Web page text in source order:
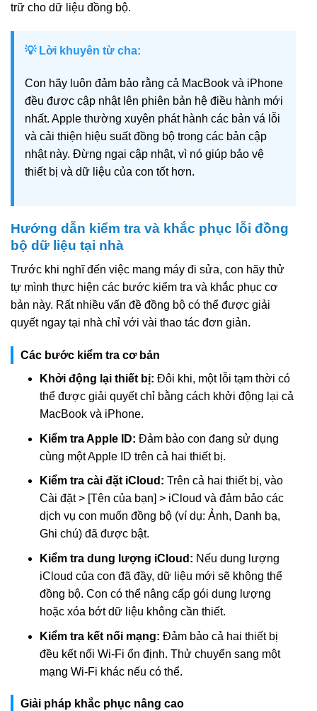
trữ cho dữ liệu đồng bộ.
💡 Lời khuyên từ cha:
Con hãy luôn đảm bảo rằng cả MacBook và iPhone
đều được cập nhật lên phiên bản hệ điều hành mới
nhất. Apple thường xuyên phát hành các bản vá lỗi
và cải thiện hiệu suất đồng bộ trong các bản cập
nhật này. Đừng ngại cập nhật, vì nó giúp bảo vệ
thiết bị và dữ liệu của con tốt hơn.
Hướng dẫn kiểm tra và khắc phục lỗi đồng
bộ dữ liệu tại nhà
Trước khi nghĩ đến việc mang máy đi sửa, con hãy thử
tự mình thực hiện các bước kiểm tra và khắc phục cơ
bản này. Rất nhiều vấn đề đồng bộ có thể được giải
quyết ngay tại nhà chỉ với vài thao tác đơn giản.
Các bước kiểm tra cơ bản
Khởi động lại thiết bị: Đôi khi, một lỗi tạm thời có
thể được giải quyết chỉ bằng cách khởi động lại cả
MacBook và iPhone.
Kiểm tra Apple ID: Đảm bảo con đang sử dụng
cùng một Apple ID trên cả hai thiết bị.
Kiểm tra cài đặt iCloud: Trên cả hai thiết bị, vào
Cài đặt > [Tên của bạn] > iCloud và đảm bảo các
dịch vụ con muốn đồng bộ (ví dụ: Ảnh, Danh bạ,
Ghi chú) đã được bật.
Kiểm tra dung lượng iCloud: Nếu dung lượng
iCloud của con đã đầy, dữ liệu mới sẽ không thể
đồng bộ. Con có thể nâng cấp gói dung lượng
hoặc xóa bớt dữ liệu không cần thiết.
Kiểm tra kết nối mạng: Đảm bảo cả hai thiết bị
đều kết nối Wi-Fi ổn định. Thử chuyển sang một
mạng Wi-Fi khác nếu có thể.
Giải pháp khắc phục nâng cao